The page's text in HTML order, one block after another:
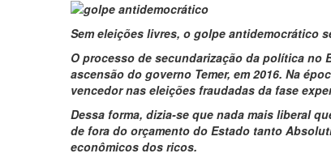
Sem eleições livres, o golpe antidemocrático
O processo de secundarização da política
ascensão do governo Temer, em 2016. Na
vencedor nas eleições fraudadas da fase
Dessa forma, dizia-se que nada mais liberal
de fora do orçamento do Estado tanto
econômicos dos ricos.